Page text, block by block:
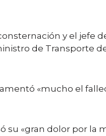
y el jefe
de Transporte
«mucho el
su «gran dolor por la